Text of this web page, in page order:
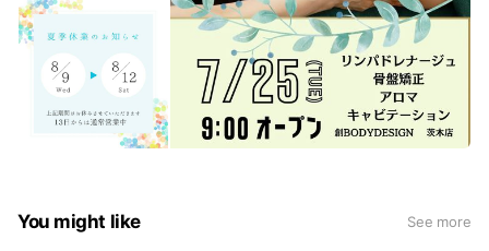
You might like See more